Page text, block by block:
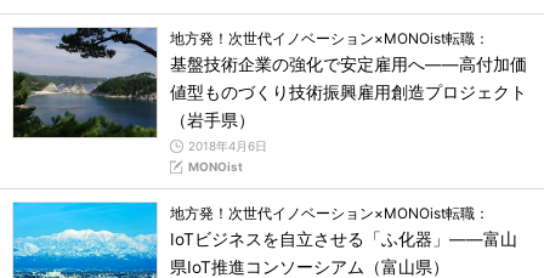
地方発！次世代イノベーション×MONOist転職：
基盤技術企業の強化で安定雇用へ――高付加価
値型ものづくり技術振興雇用創造プロジェクト
（岩手県）
2018年4月6日
MONOist
地方発！次世代イノベーション×MONOist転職：
IoTビジネスを自立させる「ふ化器」――富山
県IoT推進コンソーシアム（富山県）